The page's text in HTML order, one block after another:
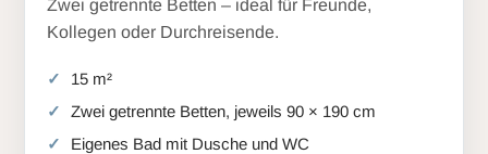
Zwei getrennte Betten – ideal für Freunde,
Kollegen oder Durchreisende.
15 m²
Zwei getrennte Betten, jeweils 90 × 190 cm
Eigenes Bad mit Dusche und WC